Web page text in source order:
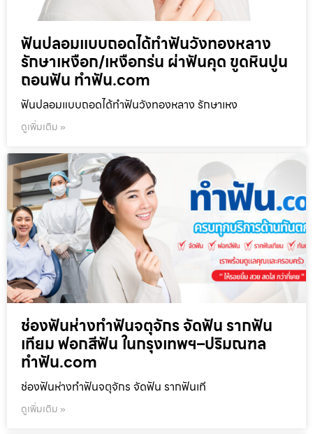
ฟันปลอมแบบถอดได้ทำฟันวังทองหลาง
รักษาเหงือก/เหงือกร่น ผ่าฟันคุด ขูดหินปูน
ถอนฟัน ทำฟัน.com
ฟันปลอมแบบถอดได้ทำฟันวังทองหลาง รักษาเหง
ดูเพิ่มเติม »
ช่องฟันห่างทำฟันจตุจักร จัดฟัน รากฟัน
เทียม ฟอกสีฟัน ในกรุงเทพฯ–ปริมณฑล
ทำฟัน.com
ช่องฟันห่างทำฟันจตุจักร จัดฟัน รากฟันเที
ดูเพิ่มเติม »